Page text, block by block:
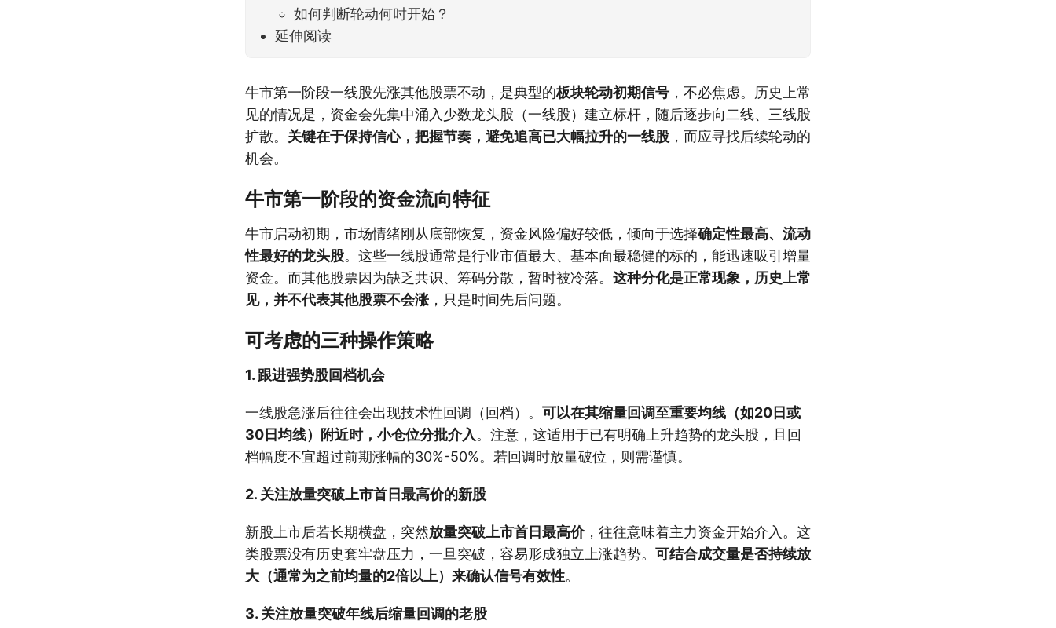
如何判断轮动何时开始？
延伸阅读
牛市第一阶段一线股先涨其他股票不动，是典型的板块轮动初期信号 ，不必焦虑。历史上常
见的情况是，资金会先集中涌入少数龙头股（一线股）建立标杆，随后逐步向二线、三线股
扩散。 关键在于保持信心，把握节奏，避免追高已大幅拉升的一线股 ，而应寻找后续轮动的
机会。
牛市第一阶段的资金流向特征
牛市启动初期，市场情绪刚从底部恢复，资金风险偏好较低，倾向于选择确定性最高、流动
性最好的龙头股。这些一线股通常是行业市值最大、基本面最稳健的标的，能迅速吸引增量
资金。而其他股票因为缺乏共识、筹码分散，暂时被冷落。 这种分化是正常现象，历史上常
见，并不代表其他股票不会涨 ，只是时间先后问题。
可考虑的三种操作策略
1. 跟进强势股回档机会
一线股急涨后往往会出现技术性回调（回档）。 可以在其缩量回调至重要均线（如20日或
30日均线）附近时，小仓位分批介入。注意，这适用于已有明确上升趋势的龙头股，且回
档幅度不宜超过前期涨幅的30%-50%。若回调时放量破位，则需谨慎。
2. 关注放量突破上市首日最高价的新股
新股上市后若长期横盘，突然放量突破上市首日最高价，往往意味着主力资金开始介入。这
类股票没有历史套牢盘压力，一旦突破，容易形成独立上涨趋势。 可结合成交量是否持续放
大（通常为之前均量的2倍以上）来确认信号有效性。
3. 关注放量突破年线后缩量回调的老股